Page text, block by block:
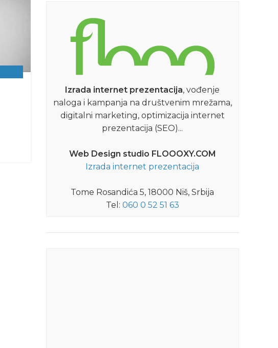
PAVLE LILER
Pavle Liler bio je jedan od važnih, a dugo
nedovoljno poznatih arhitekata
DETALJNIJE
Izrada internet prezentacija, vođenje
naloga i kampanja na društvenim mrežama,
digitalni marketing, optimizacija internet
prezentacija (SEO)...
Web Design studio FLOOOXY.COM
Izrada internet prezentacija
Tome Rosandića 5, 18000 Niš, Srbija
Tel: 060 0 52 51 63